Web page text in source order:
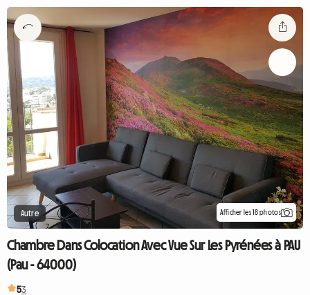
Autre Afficher les 18 photos
Chambre Dans Colocation Avec Vue Sur Les Pyrénées à PAU
(Pau - 64000)
53